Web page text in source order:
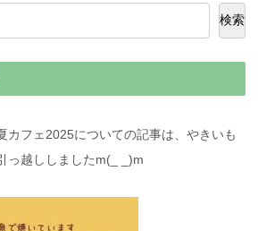
検索
カフェ2025についての記事は、やきいも
っ越ししましたm(_ _)m